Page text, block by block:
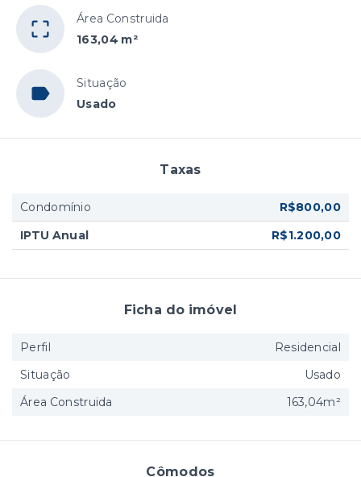
Área Construida
163,04 m²
Situação
Usado
Cômodos
Taxas
Condomínio
R$800,00
IPTU Anual
R$1.200,00
Ficha do imóvel
Perfil
Residencial
Situação
Usado
Área Construida
163,04m²